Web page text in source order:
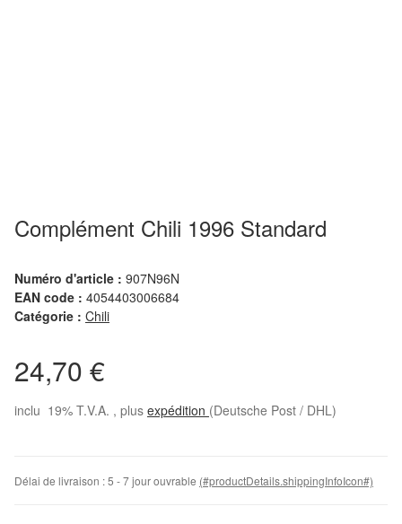
Complément Chili 1996 Standard
Numéro d'article : 907N96N
EAN code : 4054403006684
Catégorie : Chili
24,70 €
inclu 19% T.V.A. , plus expédition (Deutsche Post / DHL)
Délai de livraison :5 - 7 jour ouvrable (#productDetails.shippingInfoIcon#)